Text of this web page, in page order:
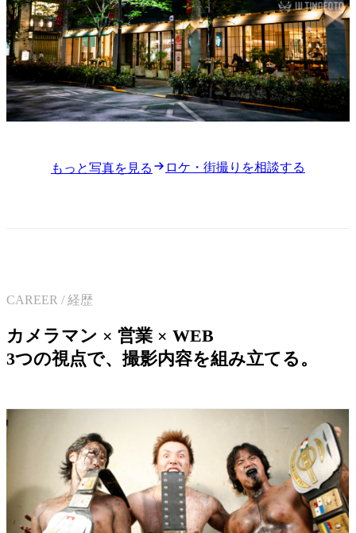
もっと写真を見る ロケ・街撮りを相談する
CAREER / 経歴
カメラマン × 営業 × WEB
3つの視点で、撮影内容を組み立てる。